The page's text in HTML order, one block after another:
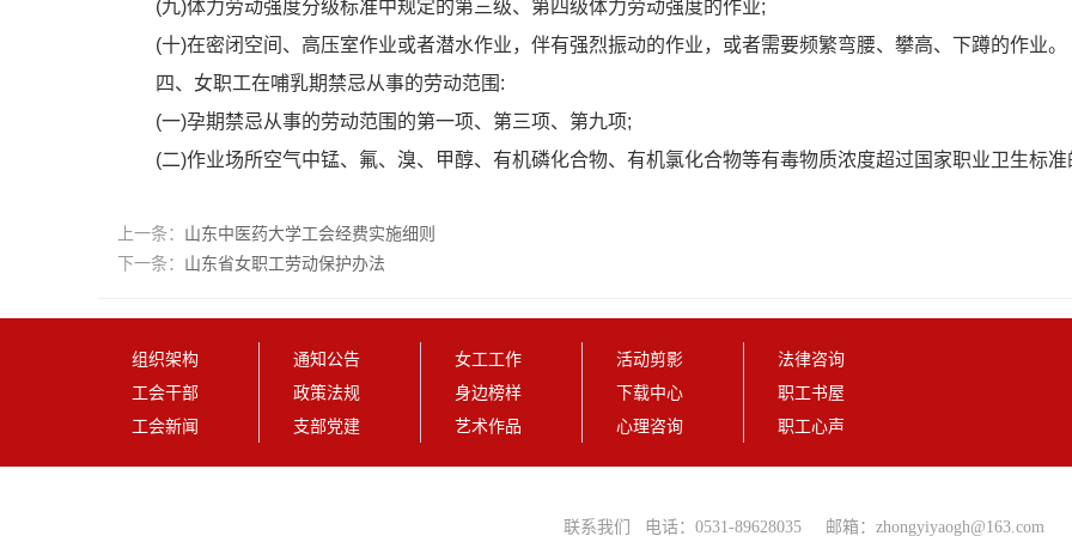
(九)体力劳动强度分级标准中规定的第三级、第四级体力劳动强度的作业;
(十)在密闭空间、高压室作业或者潜水作业，伴有强烈振动的作业，或者需要频繁弯腰、攀高、下蹲的作业。
四、女职工在哺乳期禁忌从事的劳动范围 :
(一)孕期禁忌从事的劳动范围的第一项、第三项、第九项;
(二)作业场所空气中锰、氟、溴、甲醇、有机磷化合物、有机氯化合物等有毒物质浓度超过国家职业卫生标准
上一条： 山东中医药大学工会经费实施细则
下一条： 山东省女职工劳动保护办法
组织架构
工会干部
工会新闻
通知公告
政策法规
支部党建
女工工作
身边榜样
艺术作品
活动剪影
下载中心
心理咨询
法律咨询
职工书屋
职工心声
联系我们 电话：0531-89628035 邮箱： zhongyiyaogh@163.com